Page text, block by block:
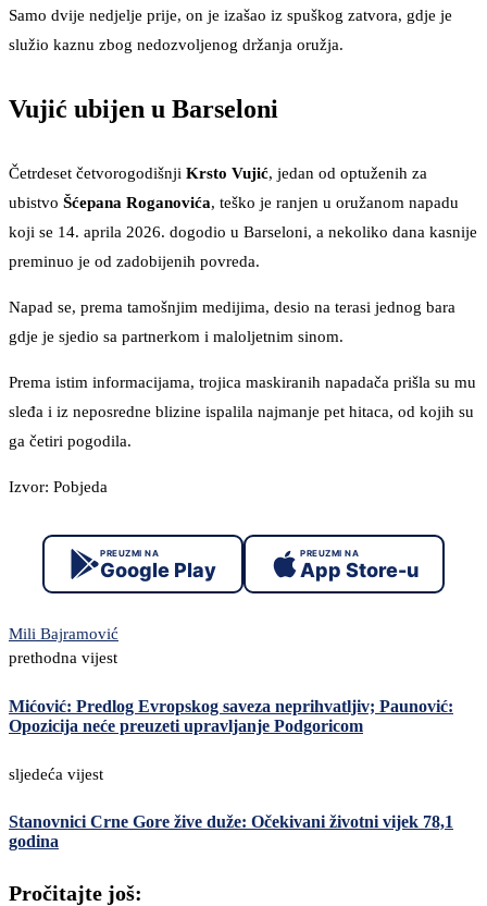
Samo dvije nedjelje prije, on je izašao iz spuškog zatvora, gdje je
služio kaznu zbog nedozvoljenog držanja oružja.
Vujić ubijen u Barseloni
Četrdeset četvorogodišnji Krsto Vujić, jedan od optuženih za
ubistvo Šćepana Roganovića, teško je ranjen u oružanom napadu
koji se 14. aprila 2026. dogodio u Barseloni, a nekoliko dana kasnije
preminuo je od zadobijenih povreda.
Napad se, prema tamošnjim medijima, desio na terasi jednog bara
gdje je sjedio sa partnerkom i maloljetnim sinom.
Prema istim informacijama, trojica maskiranih napadača prišla su mu
sleđa i iz neposredne blizine ispalila najmanje pet hitaca, od kojih su
ga četiri pogodila.
Izvor: Pobjeda
PREUZMI NA
Google Play
PREUZMI NA
App Store-u
Mili Bajramović
prethodna vijest
Mićović: Predlog Evropskog saveza neprihvatljiv; Paunović:
Opozicija neće preuzeti upravljanje Podgoricom
sljedeća vijest
Stanovnici Crne Gore žive duže: Očekivani životni vijek 78,1
godina
Pročitajte još: